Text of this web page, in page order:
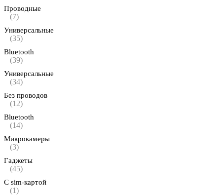
Проводные
(7)
Универсальные
(35)
Bluetooth
(39)
Универсальные
(34)
Без проводов
(12)
Bluetooth
(14)
Микрокамеры
(3)
Гаджеты
(45)
С sim-картой
(1)